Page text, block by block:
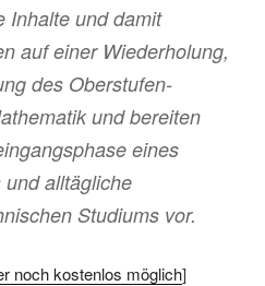
Inhalte und damit
auf einer Wiederholung,
des Oberstufen-
und bereiten
eines
alltägliche
Studiums vor.
noch kostenlos möglich]